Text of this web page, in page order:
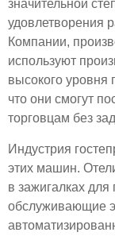
значительной
удовлетворения
Компании,
используют
высокого уровня
что они смогут
торговцам без
Индустрия
этих машин.
в зажигалках
обслуживающие